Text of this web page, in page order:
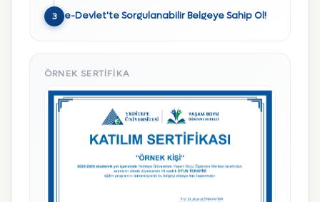
3 e-Devlet'te Sorgulanabilir Belgeye Sahip Ol!
ÖRNEK SERTIFIKA